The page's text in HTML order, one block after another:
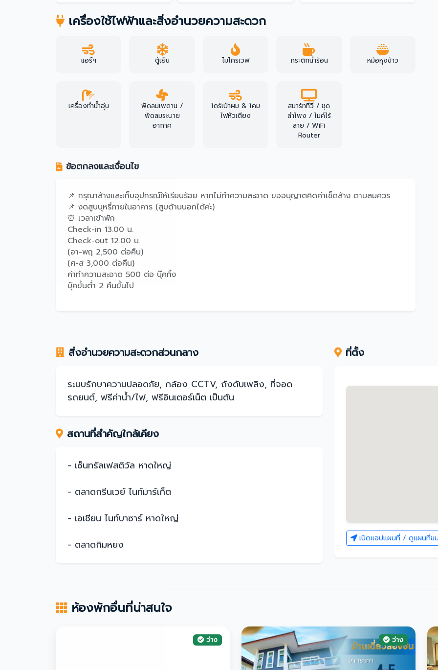
เครื่องใช้ไฟฟ้าและสิ่งอำนวยความสะดวก
แอร์ฯ ตู้เย็น ไมโครเวฟ กระติกน้ำร้อน หม้อหุงข้าว
เครื่องทำน้ำอุ่น
พัดลมเพดาน /
พัดลมระบาย
อากาศ
ไดร์เป่าผม & โคม
ไฟหัวเตียง
สมาร์ททีวี / ชุด
ลำโพง / ไมค์ไร้
สาย / WiFi
Router
ข้อตกลงและเงื่อนไข
📌 กรุณาล้างและเก็บอุปกรณ์ให้เรียบร้อย หากไม่ทำความสะอาด ขออนุญาตคิดค่าเช็ดล้าง ตามสมควร
📌 งดสูบบุหรี่ภายในอาคาร (สูบด้านนอกได้ค่ะ)
⏰ เวลาเข้าพัก
Check-in 13.00 น.
Check-out 12.00 น.
(อา-พฤ 2,500 ต่อคืน)
(ศ-ส 3,000 ต่อคืน)
ค่าทำความสะอาด 500 ต่อ บุ๊คกิ้ง
บุ๊คขั้นต่ำ 2 คืนขึ้นไป
สิ่งอำนวยความสะดวกส่วนกลาง
ระบบรักษาความปลอดภัย, กล้อง CCTV, ถังดับเพลิง, ที่จอด
รถยนต์, ฟรีค่าน้ำ/ไฟ, ฟรีอินเตอร์เน็ต เป็นต้น
สถานที่สำคัญใกล้เคียง
- เซ็นทรัลเฟสติวัล หาดใหญ่
- ตลาดกรีนเวย์ ไนท์มาร์เก็ต
- เอเชียน ไนท์บาซาร์ หาดใหญ่
- ตลาดกิมหยง
ที่ตั้ง
เปิดแอปแผนที่ / ดูแผนที่ข
ห้องพักอื่นที่น่าสนใจ
ว่าง ว่าง